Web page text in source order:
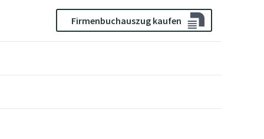
Firmenbuchauszug kaufen